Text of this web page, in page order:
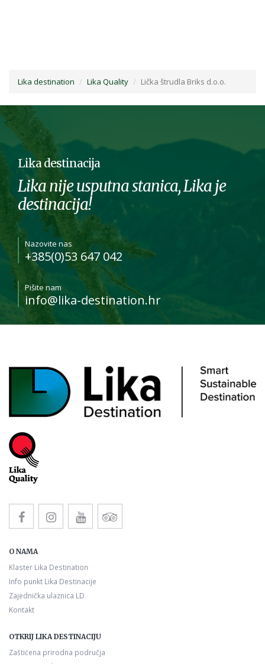
Lika destination Lika Quality Lička štrudla Briks d.o.o.
Lika destinacija
Lika nije usputna stanica, Lika je
destinacija!
Nazovite nas
+385(0)53 647 042
Pišite nam
info@lika-destination.hr
O NAMA
Klaster Lika Destination
Info punkt Lika Destinacije
Zajednička ulaznica LD
Kontakt
OTKRIJ LIKA DESTINACIJU
Zaštićena prirodna područja